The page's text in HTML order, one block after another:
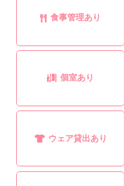
食事管理あり
個室あり
ウェア貸出あり